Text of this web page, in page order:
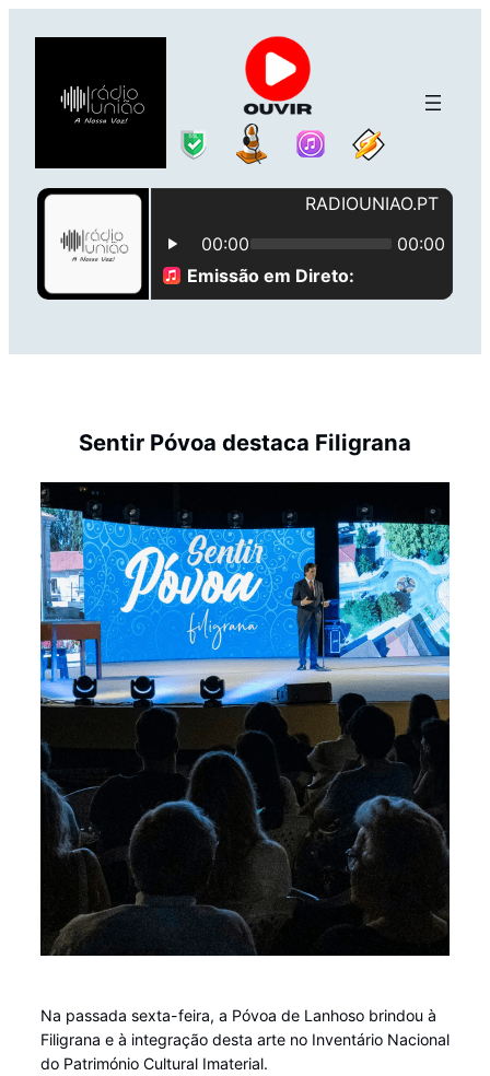
para
conteúdo
Sentir Póvoa destaca Filigrana
Na passada sexta-feira, a Póvoa de Lanhoso brindou à
Filigrana e à integração desta arte no Inventário Nacional
do Património Cultural Imaterial.